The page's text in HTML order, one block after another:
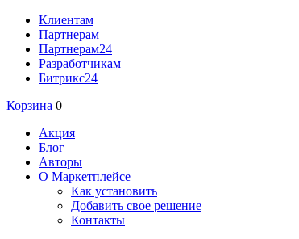
Клиентам
Партнерам
Партнерам24
Разработчикам
Битрикс24
Корзина 0
Акция
Блог
Авторы
О Маркетплейсе
Как установить
Добавить свое решение
Контакты